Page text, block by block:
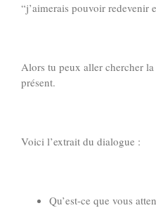
“j’aimerais pouvoir redevenir
Alors tu peux aller chercher
présent.
Voici l’extrait du dialogue :
Qu’est-ce que vous